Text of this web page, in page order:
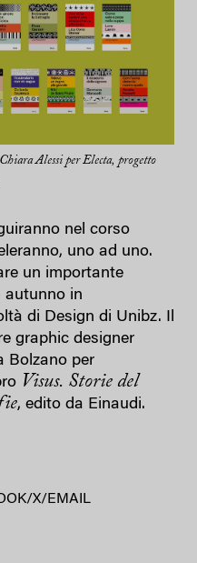
Alessi per Electa, progetto
nel corso
uno ad uno.
un importante
autunno in
di Design di Unibz. Il
graphic designer
Bolzano per
Visus. Storie del
, edito da Einaudi.
/X/ EMAIL